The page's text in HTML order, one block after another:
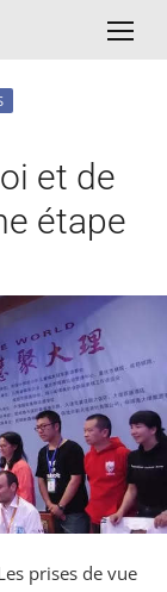
et de
étape
prises de vue